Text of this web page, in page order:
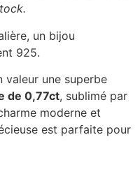
un bijou
925.
valeur une superbe
de 0,77ct, sublimé par
moderne et
est parfaite pour